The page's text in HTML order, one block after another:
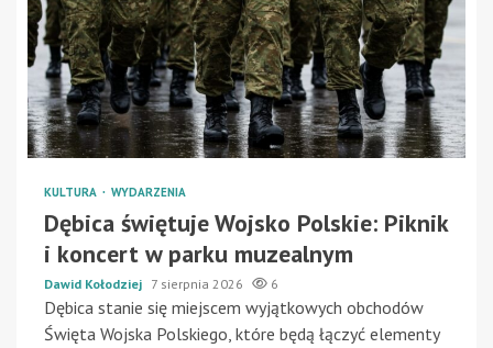
KULTURA WYDARZENIA
Dębica świętuje Wojsko Polskie: Piknik
i koncert w parku muzealnym
Dawid Kołodziej 7 sierpnia 2026 6
Dębica stanie się miejscem wyjątkowych obchodów
Święta Wojska Polskiego, które będą łączyć elementy